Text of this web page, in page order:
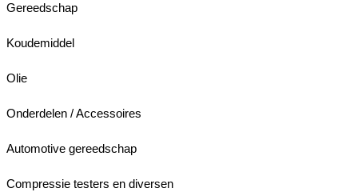
Gereedschap
Koudemiddel
Olie
Onderdelen / Accessoires
Automotive gereedschap
Compressie testers en diversen